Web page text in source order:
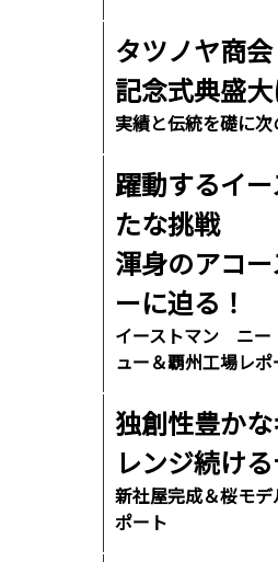
タツノヤ商
記念式典盛
実績と伝統を礎に
躍動するイ
たな挑戦
渾身のアコ
ーに迫る！
イーストマン ニー
ュー＆覇州工場レポ
独創性豊か
レンジ続け
新社屋完成＆桜モ
ポート